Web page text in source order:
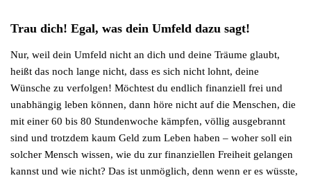
Trau dich! Egal, was dein Umfeld dazu sagt!
Nur, weil dein Umfeld nicht an dich und deine Träume glaubt,
heißt das noch lange nicht, dass es sich nicht lohnt, deine
Wünsche zu verfolgen! Möchtest du endlich finanziell frei und
unabhängig leben können, dann höre nicht auf die Menschen, die
mit einer 60 bis 80 Stundenwoche kämpfen, völlig ausgebrannt
sind und trotzdem kaum Geld zum Leben haben – woher soll ein
solcher Mensch wissen, wie du zur finanziellen Freiheit gelangen
kannst und wie nicht? Das ist unmöglich, denn wenn er es wüsste,